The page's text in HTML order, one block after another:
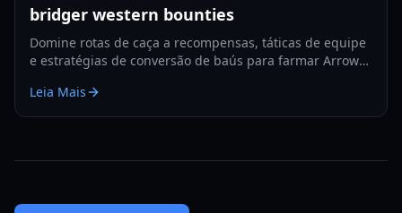
bridger western bounties
Domine rotas de caça a recompensas, táticas de equipe
e estratégias de conversão de baús para farmar Arrow
em 2026.
Leia Mais